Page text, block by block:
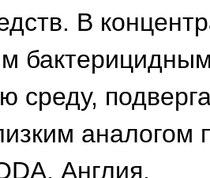
В
среду,
Англия.